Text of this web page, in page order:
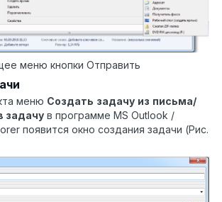
меню кнопки Отправить
меню Создать задачу из письма/
задачу в программе MS Outlook /
появится окно создания задачи (Рис.